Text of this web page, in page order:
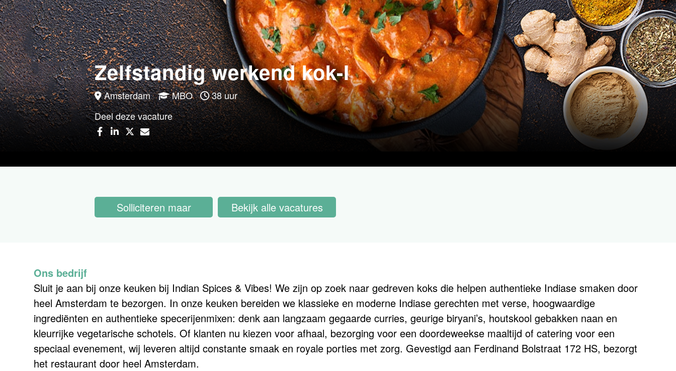
Zelfstandig werkend kok-I
Amsterdam MBO
38 uur
Deel deze vacature
Solliciteren maar Bekijk alle vacatures
Ons bedrijf
Sluit je aan bij onze keuken bij Indian Spices & Vibes! We zijn op zoek naar gedreven koks die helpen authentieke Indiase smaken door
heel Amsterdam te bezorgen. In onze keuken bereiden we klassieke en moderne Indiase gerechten met verse, hoogwaardige
ingrediënten en authentieke specerijenmixen: denk aan langzaam gegaarde curries, geurige biryani’s, houtskool gebakken naan en
kleurrijke vegetarische schotels. Of klanten nu kiezen voor afhaal, bezorging voor een doordeweekse maaltijd of catering voor een
speciaal evenement, wij leveren altijd constante smaak en royale porties met zorg. Gevestigd aan Ferdinand Bolstraat 172 HS, bezorgt
het restaurant door heel Amsterdam.